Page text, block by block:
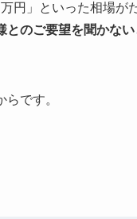
円」といった相場が
のご要望を聞かな
です。